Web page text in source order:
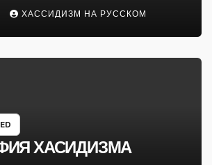
ХАССИДИЗМ НА РУССКОМ
ХАСИДИЗМА